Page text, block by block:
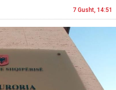
7 Gusht, 14:51